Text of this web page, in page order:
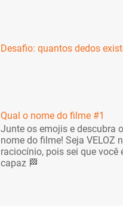
Desafio: quantos dedos
Qual o nome do filme #1
Junte os emojis e descubra o
nome do filme! Seja VELOZ
raciocínio, pois sei que você
capaz 🏁